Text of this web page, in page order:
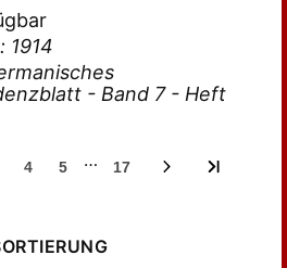
1914
- Band 7 - Heft
4 5 … 17